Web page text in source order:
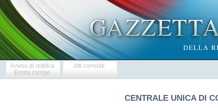
Avviso di rettifica
Errata corrige
Atti correlati
CENTRALE UNICA DI